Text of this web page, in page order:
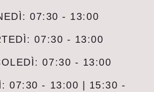
07:30 - 13:00
07:30 - 13:00
07:30 - 13:00
07:30 - 13:00 | 15:30 -